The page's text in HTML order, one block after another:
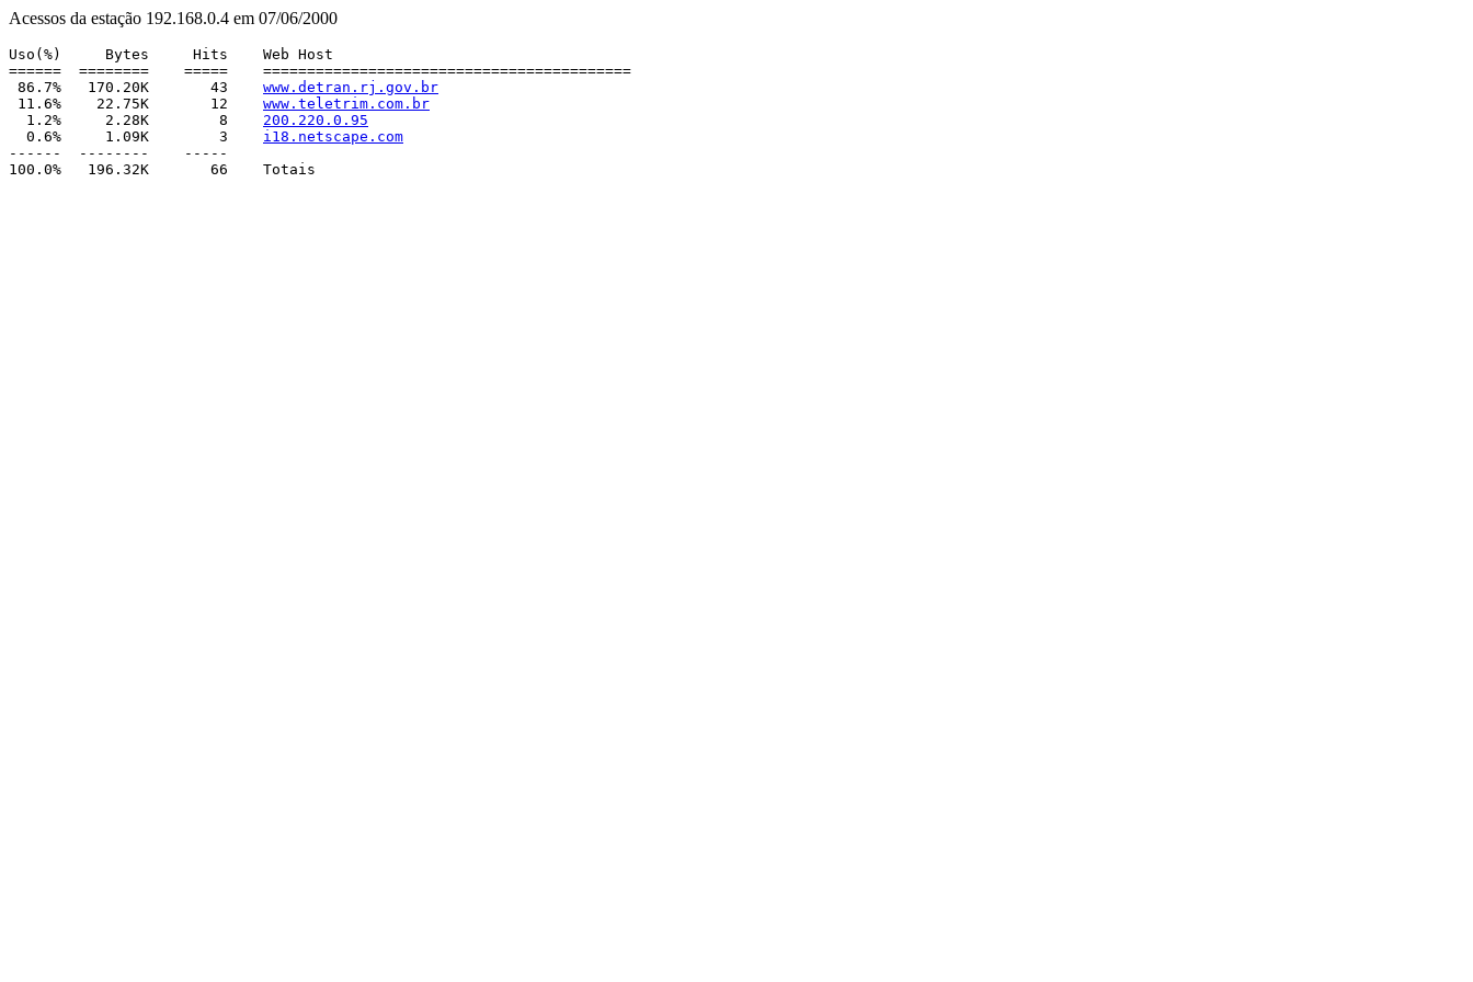
Acessos da estação 192.168.0.4 em 07/06/2000
Uso(%)     Bytes     Hits    Web Host
======  ========    =====    ==========================================
86.7%   170.20K       43 www.detran.rj.gov.br
11.6%    22.75K       12 www.teletrim.com.br
  1.2%     2.28K        8
200.220.0.95
  0.6%     1.09K        3
i18.netscape.com
------  --------    -----